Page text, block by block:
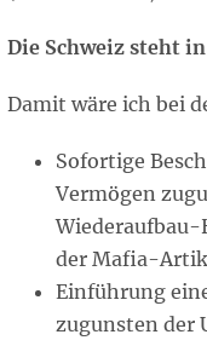
Die Schweiz steht
Damit wäre ich bei
Sofortige
Vermögen
Wiederaufbau-
der Mafia-
Einführung
zugunsten der